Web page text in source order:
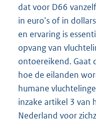
dat voor D66
in euro's of in
en ervaring is
opvang van
ontoereikend. Gaat
hoe de eilanden
humane
inzake artikel 3 van
Nederland voor